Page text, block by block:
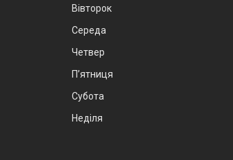
Вівторок
Середа
Четвер
Пʼятниця
Субота
Неділя